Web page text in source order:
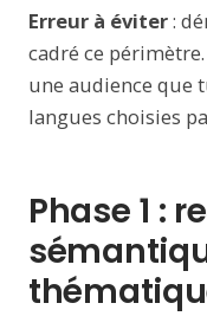
Erreur à éviter:
cadré ce
une audience que
langues choisies
Phase 1 :